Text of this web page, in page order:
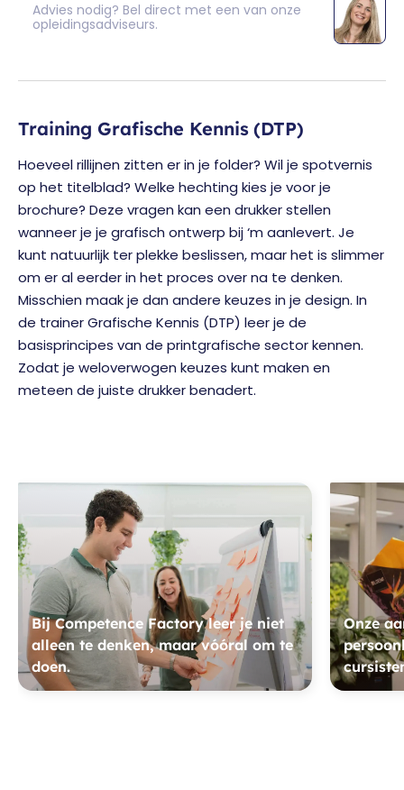
Training Grafische Kennis (DTP)
Hoeveel rillijnen zitten er in je folder? Wil je spotvernis
op het titelblad? Welke hechting kies je voor je
brochure? Deze vragen kan een drukker stellen
wanneer je je grafisch ontwerp bij ‘m aanlevert. Je
kunt natuurlijk ter plekke beslissen, maar het is slimmer
om er al eerder in het proces over na te denken.
Misschien maak je dan andere keuzes in je design. In
de trainer Grafische Kennis (DTP) leer je de
basisprincipes van de printgrafische sector kennen.
Zodat je weloverwogen keuzes kunt maken en
meteen de juiste drukker benadert.
Bij Competence Factory leer je niet
alleen te denken, maar vóóral om te
doen.
Onze
Advies nodig? Bel direct met een van onze
opleidingsadviseurs.